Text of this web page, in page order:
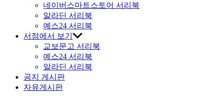
네이버스마트스토어 서리북
알라딘 서리북
예스24 서리북
서점에서 보기
교보문고 서리북
예스24 서리북
알라딘 서리북
공지 게시판
자유게시판